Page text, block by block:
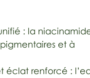
: la
et à
éclat renforcé :